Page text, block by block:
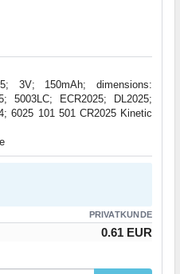
3V; 150mAh; dimensions:
5003LC; ECR2025; DL2025;
6025 101 501 CR2025 Kinetic
PRIVATKUNDE
0.61 EUR